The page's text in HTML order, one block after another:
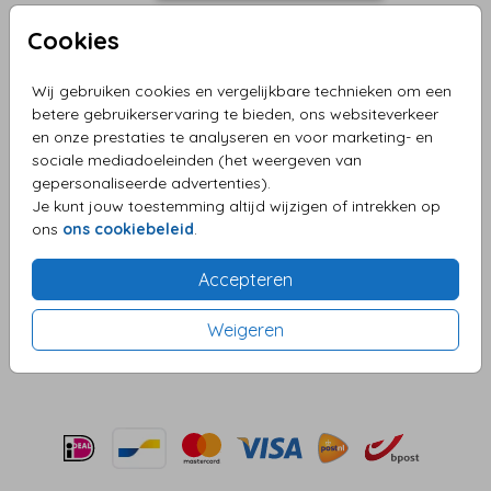
Cookies
Wij gebruiken cookies en vergelijkbare technieken om een
betere gebruikerservaring te bieden, ons websiteverkeer
en onze prestaties te analyseren en voor marketing- en
sociale mediadoeleinden (het weergeven van
gepersonaliseerde advertenties).
Je kunt jouw toestemming altijd wijzigen of intrekken op
ons ons cookiebeleid.
Accepteren
Weigeren
Berry 12 x 12
Aantal x 1 Prijs:€ 0,45
OMSCHRIJVING
per 1